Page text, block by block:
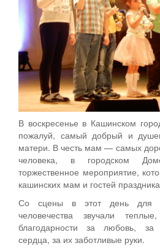
В воскресенье в Кашинском
пожалуй, самый добрый и
матери. В честь мам — самых
человека, в городском
торжественное мероприятие,
кашинских мам и гостей
Со сцены в этот день для
человечества звучали
благодарности за любовь,
сердца, за их заботливые руки.